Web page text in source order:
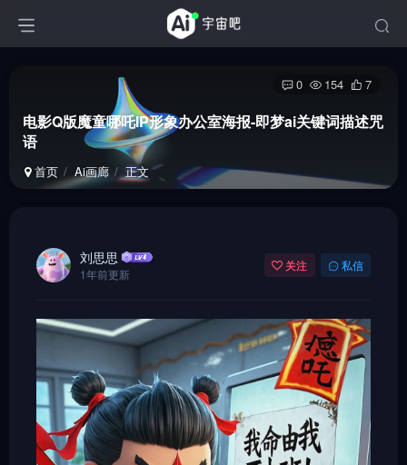
电影Q版魔童哪吒IP形象办公室海报-即梦ai关键词描述咒
语
首页 Ai画廊 正文
0 154 7
刘思思
1年前更新
关注 私信